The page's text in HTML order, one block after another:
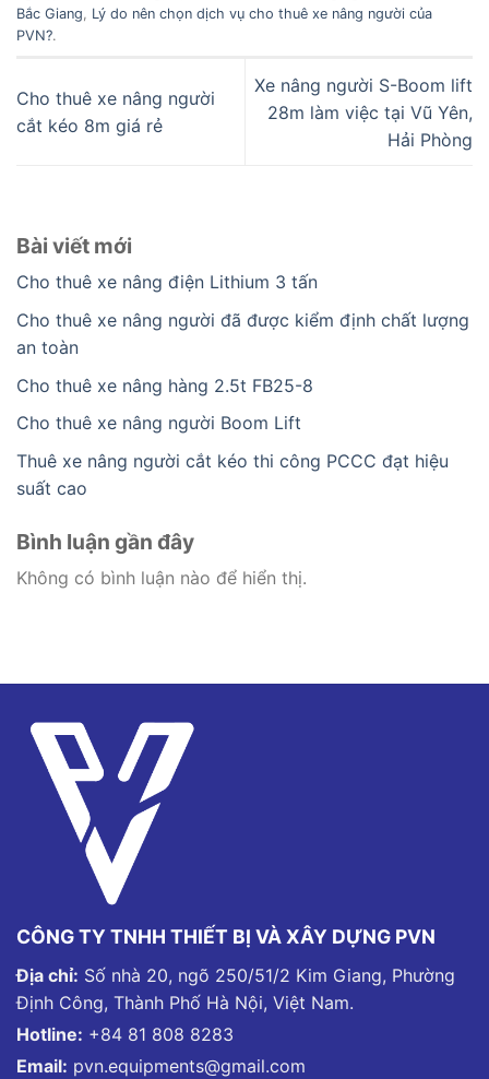
Bài viết mới
Cho thuê xe nâng điện Lithium 3 tấn
Cho thuê xe nâng người đã được kiểm định chất lượng
an toàn
Cho thuê xe nâng hàng 2.5t FB25-8
Cho thuê xe nâng người Boom Lift
Thuê xe nâng người cắt kéo thi công PCCC đạt hiệu
suất cao
Bình luận gần đây
Không có bình luận nào để hiển thị.
Bắc Giang, Lý do nên chọn dịch vụ cho thuê xe nâng người của
PVN?.
Cho thuê xe nâng người
cắt kéo 8m giá rẻ
Xe nâng người S-Boom lift
28m làm việc tại Vũ Yên,
Hải Phòng
CÔNG TY TNHH THIẾT BỊ VÀ XÂY DỰNG PVN
Địa chỉ: Số nhà 20, ngõ 250/51/2 Kim Giang, Phường
Định Công, Thành Phố Hà Nội, Việt Nam.
Hotline: +84 81 808 8283
Email: pvn.equipments@gmail.com